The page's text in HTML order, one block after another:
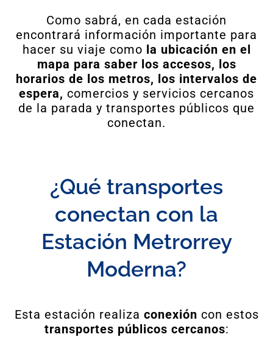
Como sabrá, en cada estación
encontrará información importante para
hacer su viaje como la ubicación en el
mapa para saber los accesos, los
horarios de los metros, los intervalos de
espera, comercios y servicios cercanos
de la parada y transportes públicos que
conectan.
¿Qué transportes
conectan con la
Estación Metrorrey
Moderna?
Esta estación realiza conexión con estos
transportes públicos cercanos: